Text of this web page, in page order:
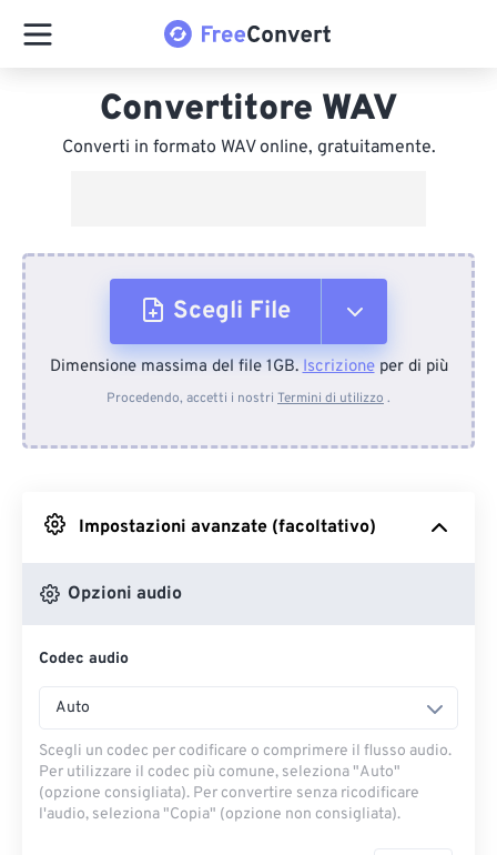
Convertitore WAV
Converti in formato WAV online, gratuitamente.
Scegli File
Dal dispositivo
Da Google Drive
Dimensione massima del file 1GB.Iscrizioneper di più
Procedendo, accetti i nostri Termini di utilizzo .
Impostazioni avanzate (facoltativo)
Opzioni audio
Codec audio
Auto
Scegli un codec per codificare o comprimere il flusso audio.
Per utilizzare il codec più comune, seleziona "Auto"
(opzione consigliata). Per convertire senza ricodificare
l'audio, seleziona "Copia" (opzione non consigliata).